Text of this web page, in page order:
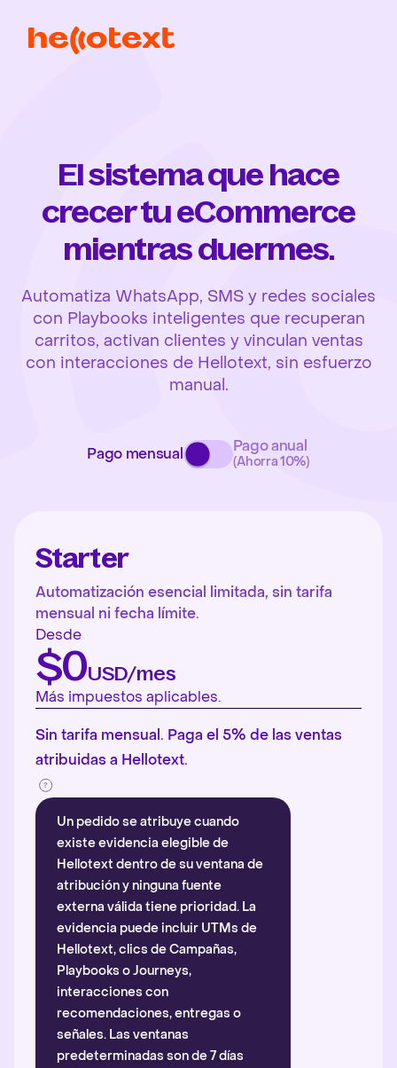
El sistema que hace
crecer tu eCommerce
mientras duermes.
Automatiza WhatsApp, SMS y redes sociales
con Playbooks inteligentes que recuperan
carritos, activan clientes y vinculan ventas
con interacciones de Hellotext, sin esfuerzo
manual.
Pago mensual Pago anual
(Ahorra 10%)
Starter
Automatización esencial limitada, sin tarifa
mensual ni fecha límite.
Desde
$0USD/mes
Más impuestos aplicables.
Sin tarifa mensual. Paga el 5% de las ventas
atribuidas a Hellotext.
Un pedido se atribuye cuando
existe evidencia elegible de
Hellotext dentro de su ventana de
atribución y ninguna fuente
externa válida tiene prioridad. La
evidencia puede incluir UTMs de
Hellotext, clics de Campañas,
Playbooks o Journeys,
interacciones con
recomendaciones, entregas o
señales. Las ventanas
predeterminadas son de 7 días